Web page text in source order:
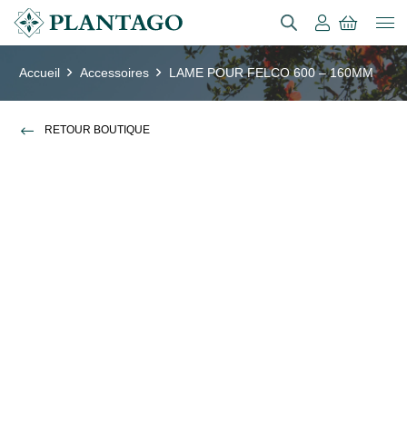
Accueil Accessoires LAME POUR FELCO 600 – 160MM
RETOUR BOUTIQUE